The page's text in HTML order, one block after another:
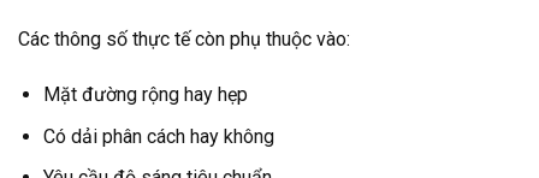
Các thông số thực tế còn phụ thuộc vào:
Mặt đường rộng hay hẹp
Có dải phân cách hay không